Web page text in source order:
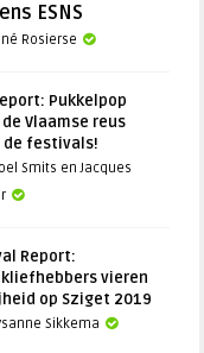
ESNS
Rosierse
Pukkelpop
Vlaamse reus
de festivals!
Smits en Jacques
Report:
vieren
op Sziget 2019
Sikkema